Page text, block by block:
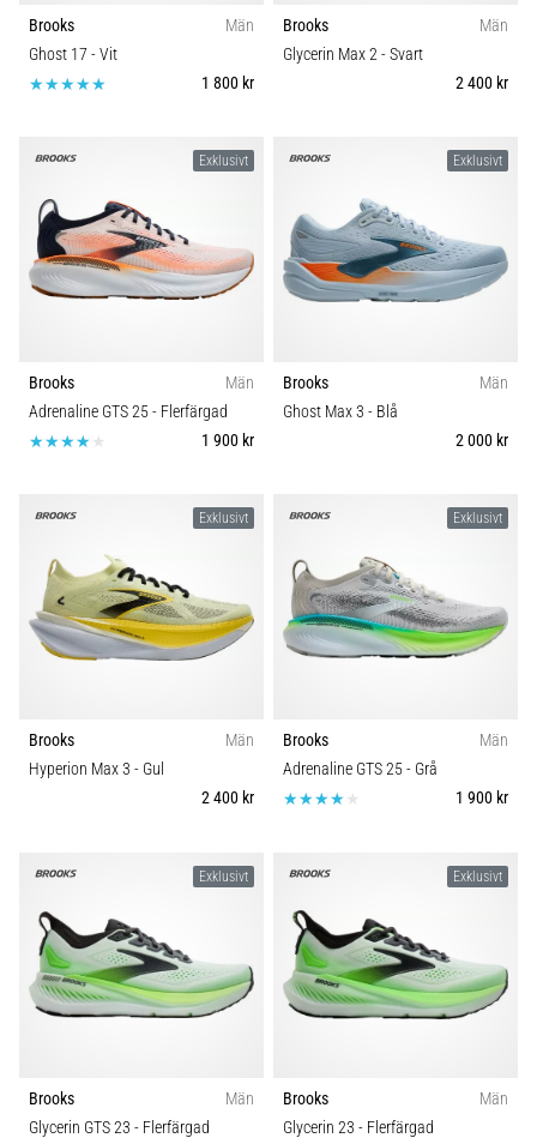
Brooks
Män
Ghost 17 - Vit
1 800 kr
Brooks
Män
Glycerin Max 2- Svart
2 400 kr
Exklusivt
Brooks
Män
Adrenaline GTS 25- Flerfärgad
1 900 kr
Exklusivt
Brooks
Män
Ghost Max 3 - Blå
2 000 kr
Exklusivt
Brooks
Män
Hyperion Max 3 - Gul
2 400 kr
Exklusivt
Brooks
Män
Adrenaline GTS 25- Grå
1 900 kr
Exklusivt
Brooks
Män
Glycerin GTS 23 - Flerfärgad
Exklusivt
Brooks
Män
Glycerin 23 - Flerfärgad